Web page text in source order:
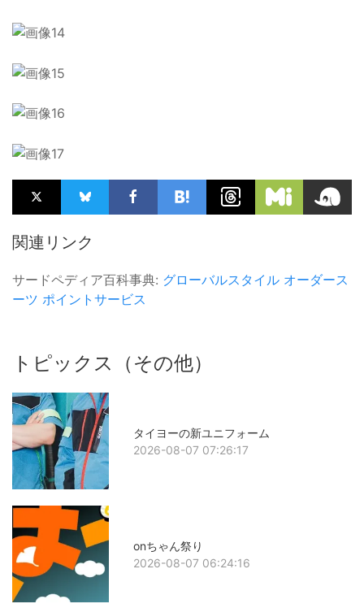
関連リンク
サードペディア百科事典: グローバルスタイル オーダース
ーツ ポイントサービス
トピックス（その他）
タイヨーの新ユニフォーム
2026-08-07 07:26:17
onちゃん祭り
2026-08-07 06:24:16